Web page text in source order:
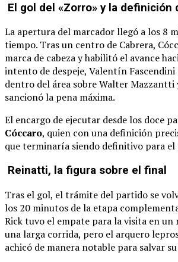
El gol del «Zorro» y la definición
La apertura del marcador llegó a los 8
tiempo. Tras un centro de Cabrera,
marca de cabeza y habilitó el avance
intento de despeje, Valentín
dentro del área sobre Walter
sancionó la pena máxima.
El encargo de ejecutar desde los doce
Cóccaro, quien con una definición
que terminaría siendo definitivo para
Reinatti, la figura sobre el final
Tras el gol, el trámite del partido se
los 20 minutos de la etapa
Rick tuvo el empate para la visita en un
una larga corrida, pero el arquero
achicó de manera notable para salvar